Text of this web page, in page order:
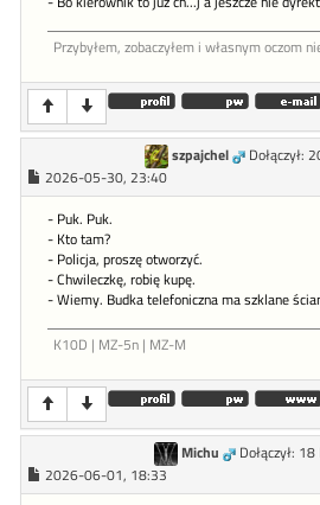
Przybyłem, zobaczyłem i własnym oczom
szpajchel
Dołączył:
2026-05-30, 23:40
- Puk. Puk.
- Kto tam?
- Policja, proszę otworzyć.
- Chwileczkę, robię kupę.
- Wiemy. Budka telefoniczna ma szklane
K10D | MZ-5n | MZ-M
Michu
Dołączył:
2026-06-01, 18:33